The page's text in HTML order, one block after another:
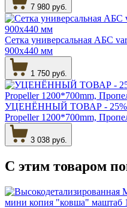
7 980 руб.
Сетка универсальная АБС
900х440 мм
1 750 руб.
УЦЕНЁННЫЙ ТОВАР - 25%.
Propeller 1200*700mm,
3 038 руб.
С этим товаром